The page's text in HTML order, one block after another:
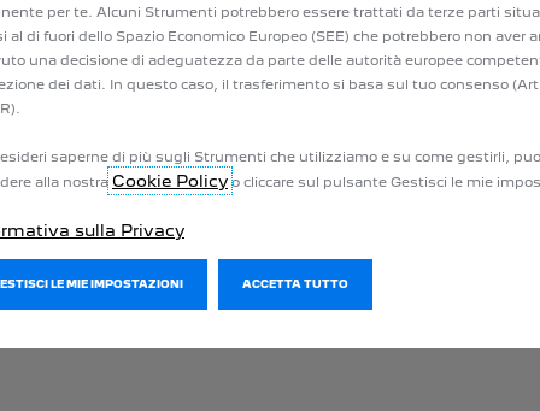
al 15% di carburante in media e addirittura fino al 30% in città. E il
TECNOLOGIA PER TUTTI
V si adatterà a te. Dai viaggi brevi a quelli lunghi, ti assicurerà
della gamma, sostituendo i motori automatici a benzina. È il primo
ancora più in là sulla strada dell'elettrificazione, i modelli
per te. Alcuni Strumenti potrebbero essere trattati da terze parti
al di fuori dello Spazio Economico Europeo (SEE) che potrebbero non aver
una decisione di adeguatezza da parte delle autorità europee
dei dati. In questo caso, il trasferimento si basa sul tuo consenso
saperne di più sugli Strumenti che utilizziamo e su come gestirli,
alla nostra Cookie Policy o cliccare sul pulsante Gestisci le mie
sulla Privacy
GESTISCI LE MIE IMPOSTAZIONI ACCETTA TUTTO